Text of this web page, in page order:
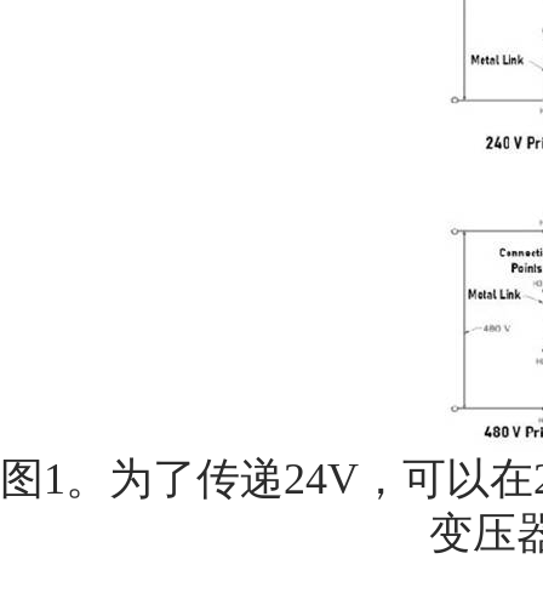
图1。为了传递24V，可以
变压